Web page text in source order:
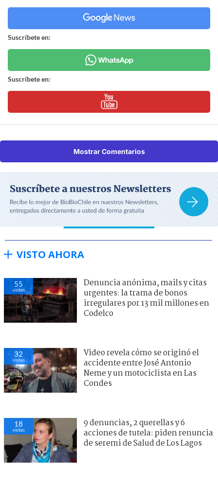
Suscríbete en:
Suscríbete en:
Mostrar Comentarios
VISTO AHORA
55
visitas
Denuncia anónima, mails y citas
urgentes: la trama de bonos
irregulares por 13 mil millones en
Codelco
32
visitas
Video revela cómo se originó el
accidente entre José Antonio
Neme y un motociclista en Las
Condes
18
visitas
9 denuncias, 2 querellas y 6
acciones de tutela: piden renuncia
de seremi de Salud de Los Lagos